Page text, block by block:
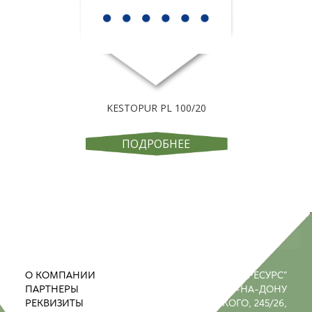
KESTOPUR PL 100/20
ПОДРОБНЕЕ
О КОМПАНИИ
ПАРТНЕРЫ
РЕКВИЗИТЫ
ООО "ПРОМРЕСУРС"
РОСТОВ-НА-ДОНУ
УЛ. М. ГОРЬКОГО, 245/26,